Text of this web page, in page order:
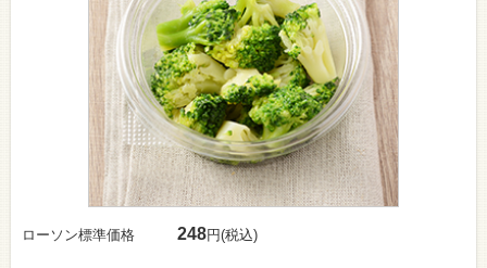
ローソン標準価格 248円(税込)